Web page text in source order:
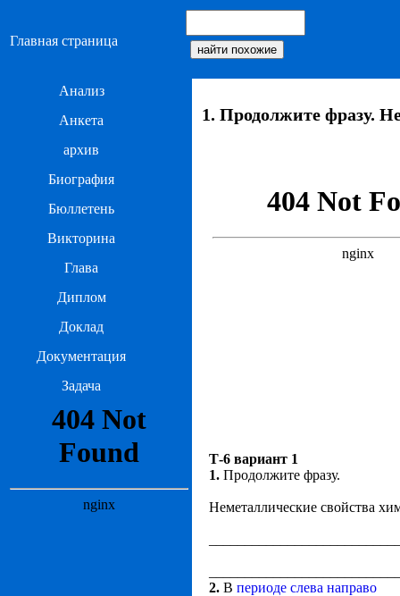
Главная страница
Анализ
Анкета
архив
Биография
Бюллетень
Викторина
Глава
Диплом
Доклад
Документация
Задача
1. Продолжите фразу.
Т-6 вариант 1
1. Продолжите фразу.
Неметаллические свойства
2. В периоде слева направо